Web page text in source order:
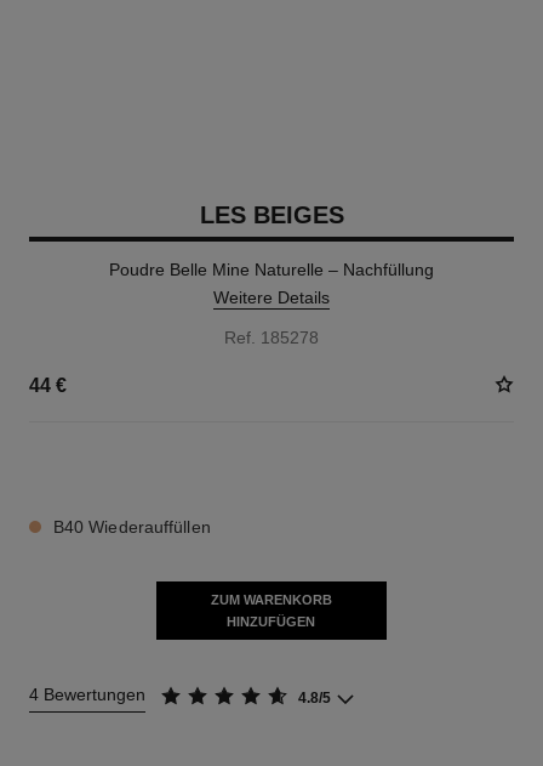
LES BEIGES
Poudre Belle Mine Naturelle – Nachfüllung
Weitere Details
Ref. 185278
44 €
B40 Wiederauffüllen
ZUM WARENKORB
HINZUFÜGEN
4 Bewertungen 4.8/5